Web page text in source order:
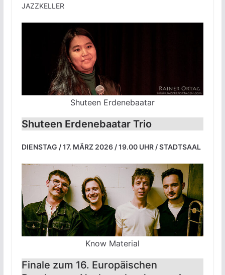
JAZZKELLER
Shuteen Erdenebaatar
Shuteen Erdenebaatar Trio
DIENSTAG / 17. MÄRZ 2026 / 19.00 UHR / STADTSAAL
Know Material
Finale zum 16. Europäischen